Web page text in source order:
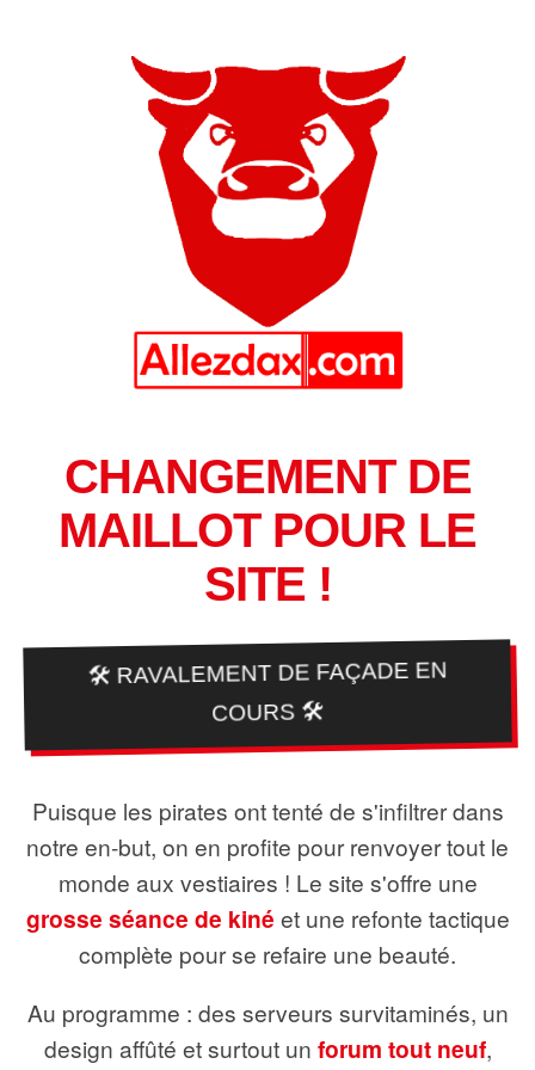
CHANGEMENT DE
MAILLOT POUR LE
SITE !
🛠️ RAVALEMENT DE FAÇADE EN
COURS 🛠️
Puisque les pirates ont tenté de s'infiltrer dans
notre en-but, on en profite pour renvoyer tout le
monde aux vestiaires ! Le site s'offre une
grosse séance de kiné et une refonte tactique
complète pour se refaire une beauté.
Au programme : des serveurs survitaminés, un
design affûté et surtout un forum tout neuf,